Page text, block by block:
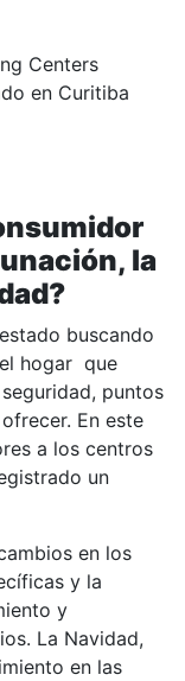
en Curitiba
la
buscando
hogar que
puntos
En este
a los centros
un
en los
y la
y
La Navidad,
en las